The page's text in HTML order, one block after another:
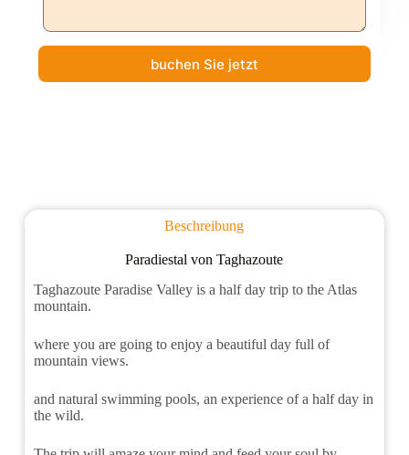
buchen Sie jetzt
Beschreibung
Paradiestal von Taghazoute
Taghazoute Paradise Valley is a half day trip to the Atlas
mountain.
where you are going to enjoy a beautiful day full of
mountain views.
and natural swimming pools, an experience of a half day in
the wild.